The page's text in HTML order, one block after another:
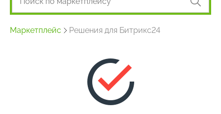
Маркетплейс Решения для Битрикс24